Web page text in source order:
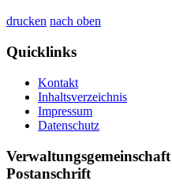
drucken nach oben
Quicklinks
Kontakt
Inhaltsverzeichnis
Impressum
Datenschutz
Postanschrift